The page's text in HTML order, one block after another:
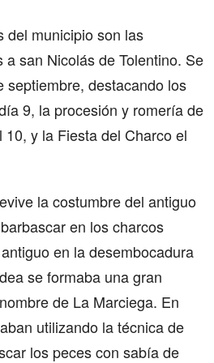
del municipio son las
a san Nicolás de Tolentino. Se
septiembre, destacando los
9, la procesión y romería de
y la Fiesta del Charco el
la costumbre del antiguo
en los charcos
en la desembocadura
se formaba una gran
de La Marciega. En
utilizando la técnica de
los peces con sabía de